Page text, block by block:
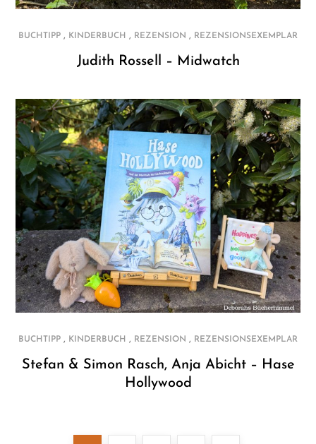
BUCHTIPP , KINDERBUCH , REZENSION , REZENSIONSEXEMPLAR
Judith Rossell – Midwatch
BUCHTIPP , KINDERBUCH , REZENSION , REZENSIONSEXEMPLAR
Stefan & Simon Rasch, Anja Abicht – Hase
Hollywood